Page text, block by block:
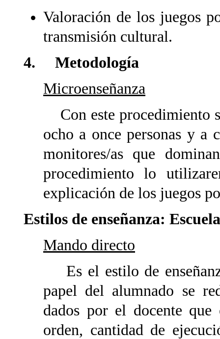
Valoración de los juegos
transmisión cultural.
4. Metodología
Microenseñanza
Con este procedimiento
ocho a once personas y a
monitores/as que
procedimiento lo
explicación de los juegos
Estilos de enseñanza:
Mando directo
Es el estilo de
papel del alumnado se
dados por el docente
orden, cantidad de